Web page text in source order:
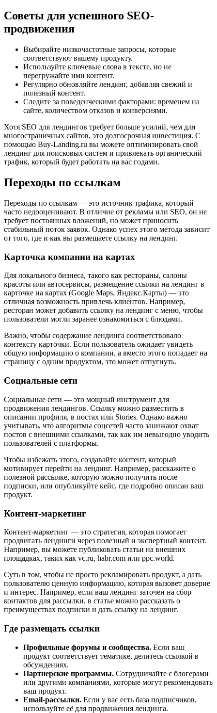
Советы для успешного SEO-
продвижения
Выбирайте низкочастотные запросы, которые
соответствуют вашему продукту.
Используйте ключевые слова в тексте, но не
перегружайте ими контент.
Регулярно обновляйте лендинг, добавляя свежий и
полезный контент.
Следите за поведенческими факторами: временем на
сайте, количеством отказов и конверсиями.
Хотя SEO для лендингов требует больше усилий, чем для
многостраничных сайтов, это долгосрочная инвестиция. С
помощью Buy-Landing.ru вы можете оптимизировать свой
лендинг для поисковых систем и привлекать органический
трафик, который будет работать на вас годами.
Переходы по ссылкам
Переходы по ссылкам — это источник трафика, который
часто недооценивают. В отличие от рекламы или SEO, он не
требует постоянных вложений, но может приносить
стабильный поток заявок. Однако успех этого метода зависит
от того, где и как вы размещаете ссылку на лендинг.
Карточка компании на картах
Для локального бизнеса, такого как рестораны, салоны
красоты или автосервисы, размещение ссылки на лендинг в
карточке на картах (Google Maps, Яндекс.Карты) — это
отличная возможность привлечь клиентов. Например,
ресторан может добавить ссылку на лендинг с меню, чтобы
пользователи могли заранее ознакомиться с блюдами.
Важно, чтобы содержание лендинга соответствовало
контексту карточки. Если пользователь ожидает увидеть
общую информацию о компании, а вместо этого попадает на
страницу с одним продуктом, это может отпугнуть.
Социальные сети
Социальные сети — это мощный инструмент для
продвижения лендингов. Ссылку можно разместить в
описании профиля, в постах или Stories. Однако важно
учитывать, что алгоритмы соцсетей часто занижают охват
постов с внешними ссылками, так как им невыгодно уводить
пользователей с платформы.
Чтобы избежать этого, создавайте контент, который
мотивирует перейти на лендинг. Например, расскажите о
полезной рассылке, которую можно получить после
подписки, или опубликуйте кейс, где подробно описан ваш
продукт.
Контент-маркетинг
Контент-маркетинг — это стратегия, которая помогает
продвигать лендинги через полезный и экспертный контент.
Например, вы можете публиковать статьи на внешних
площадках, таких как vc.ru, habr.com или ppc.world.
Суть в том, чтобы не просто рекламировать продукт, а дать
пользователю ценную информацию, которая вызовет доверие
и интерес. Например, если ваш лендинг заточен на сбор
контактов для рассылки, в статье можно рассказать о
преимуществах подписки и дать ссылку на лендинг.
Где размещать ссылки
Профильные форумы и сообщества. Если ваш
продукт соответствует тематике, делитесь ссылкой в
обсуждениях.
Партнерские программы. Сотрудничайте с блогерами
или другими компаниями, которые могут рекомендовать
ваш продукт.
Email-рассылки. Если у вас есть база подписчиков,
используйте её для продвижения лендинга.